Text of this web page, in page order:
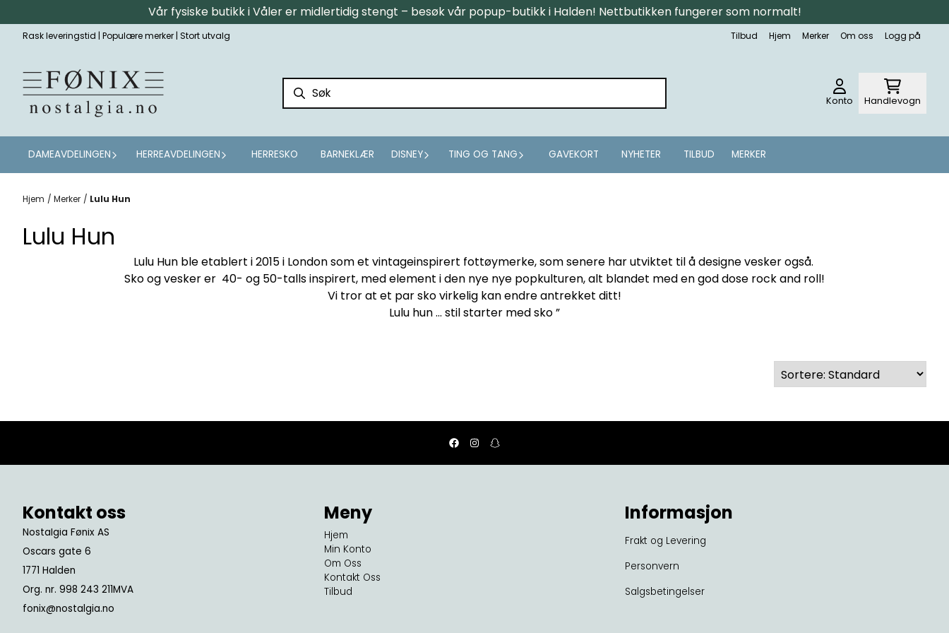
Vår fysiske butikk i Våler er midlertidig stengt – besøk vår popup-butikk i Halden! Nettbutikken fungerer som normalt!
Rask leveringstid | Populære merker | Stort utvalg Tilbud Hjem Merker Om oss Logg på
Konto Handlevogn
DAMEAVDELINGEN HERREAVDELINGEN HERRESKO BARNEKLÆR DISNEY TING OG TANG GAVEKORT NYHETER TILBUD MERKER
Hjem / Merker / Lulu Hun
Lulu Hun
Lulu Hun ble etablert i 2015 i London som et vintageinspirert fottøymerke, som senere har utviktet til å designe vesker også.
Sko og vesker er 40- og 50-talls inspirert, med element i den nye nye popkulturen, alt blandet med en god dose rock and roll!
Vi tror at et par sko virkelig kan endre antrekket ditt!
Lulu hun ... stil starter med sko ”
Kontakt oss
Nostalgia Fønix AS
Oscars gate 6
1771 Halden
Org. nr. 998 243 211MVA
fonix@nostalgia.no
Meny
Hjem
Min Konto
Om Oss
Kontakt Oss
Tilbud
Informasjon
Frakt og Levering
Personvern
Salgsbetingelser